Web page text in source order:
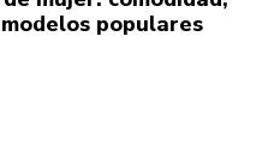
populares